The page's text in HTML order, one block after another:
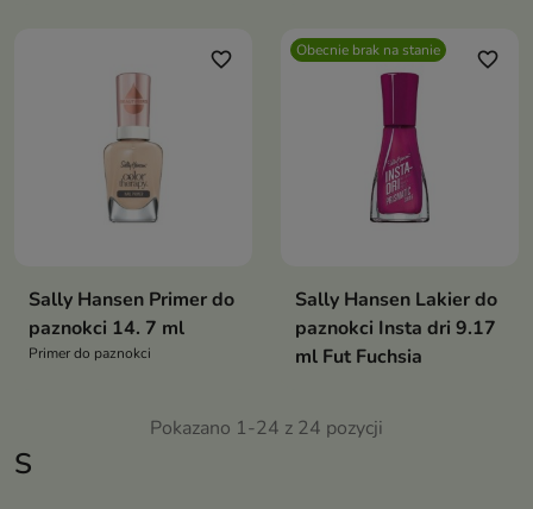
S
favorite_border
Sally Hansen Primer do
paznokci 14. 7 ml
Primer do paznokci
Obecnie brak na stanie favorite_border
Sally Hansen Lakier do
paznokci Insta dri 9.17
ml Fut Fuchsia
Pokazano 1-24 z 24 pozycji